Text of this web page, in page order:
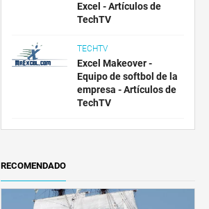
Excel - Artículos de
TechTV
TECHTV
Excel Makeover -
Equipo de softbol de la
empresa - Artículos de
TechTV
RECOMENDADO